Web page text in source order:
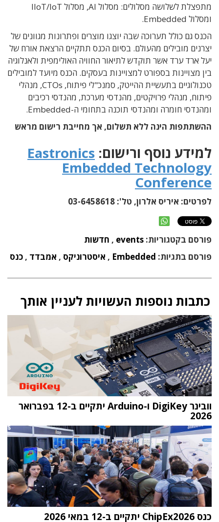
מתפצלת לשלושה מסלולים: מסלול AI, מסלול IIoT/IoT
ומסלול Embedded.
הכנס גם כולל תערוכה שבה יוצגו מוצרים ופתרונות מגוונים של
יצרנים מובילים מהעולם. בסיום הכנס תתקיים הרצאת אורח של
יעל ארד ערד אשר תוקדש לתיאור החוויה האולימפית ולאנלוגיה
בין מצויינות בספורט למצויינות בעסקים. הכנס מיועד למובילים
טכנולוגיים בתעשיית ההייטק, סמנכ"לי פיתוח, CTOs, מנהלי
פיתוח, מנהלי פרויקטים, מהנדסי מערכת, מהנדסי רכיבים
ומהנדסי חומרה ומהנדסי תוכנה בתחומי ה-Embedded.
ההשתתפות הינה ללא תשלום, אך מחייבת רישום מראש
למידע נוסף ורישום: Eastronics
Embedded Technology
Conference
לפרטים: איריס אלרון, טל': 03-6458618
פורסם בקטגוריות: events
, חדשות
פורסם בתגיות: Embedded
, איסטרוניקס , אמבדד , כנס
כתבות נוספות העשויות לעניין אותך
וובינר DigiKey ו-Arduino יתקיים ב-12 בפברואר
2026
כנס ChipEx2026 יתקיים ב-12 במאי 2026